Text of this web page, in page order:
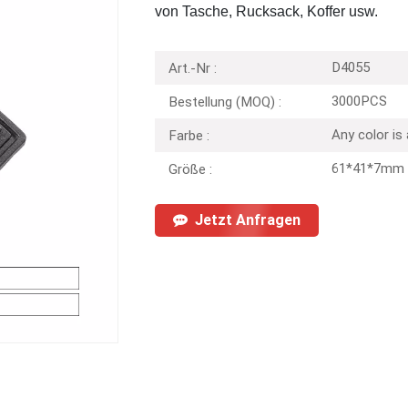
von Tasche, Rucksack, Koffer usw.
Art.-Nr : D4055
Bestellung (MOQ) : 3000PCS
Farbe : Any color is
Größe : 61*41*7mm
Jetzt Anfragen